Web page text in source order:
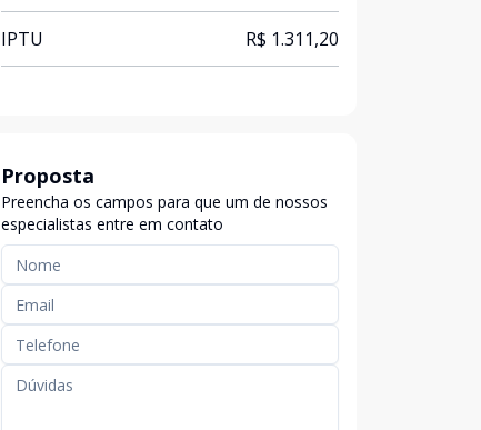
IPTU R$ 1.311,20
Proposta
Preencha os campos para que um de nossos
especialistas entre em contato